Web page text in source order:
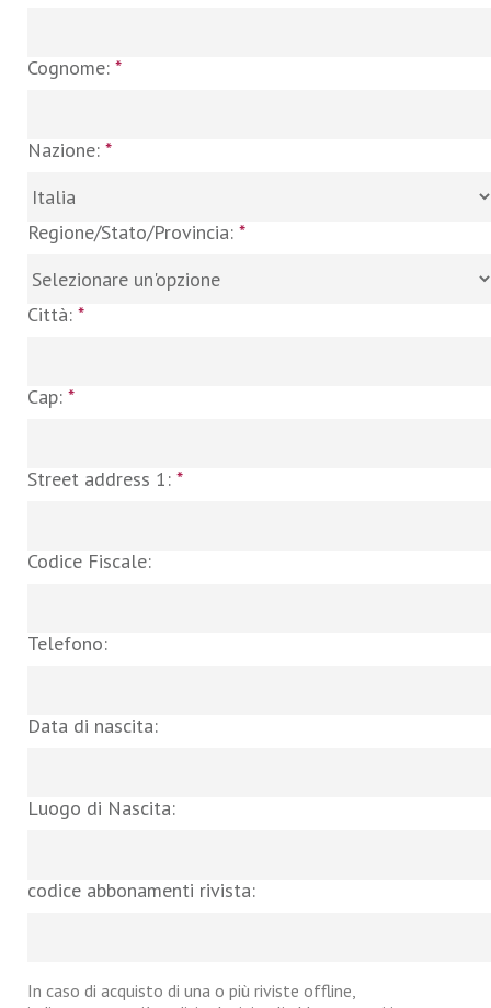
Cognome: *
Nazione: *
Regione/Stato/Provincia: *
Città: *
Cap: *
Street address 1: *
Codice Fiscale:
Telefono:
Data di nascita:
Luogo di Nascita:
codice abbonamenti rivista:
In caso di acquisto di una o più riviste offline,